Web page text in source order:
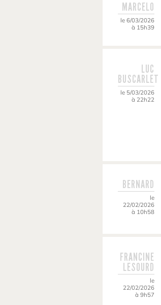
MARCELO
le 6/03/2026
à 15h39
LUC
BUSCARLET
le 5/03/2026
à 22h22
BERNARD
le
22/02/2026
à 10h58
FRANCINE
LESOURD
le
22/02/2026
à 9h57